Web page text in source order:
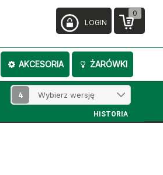
AKCESORIA ŻARÓWKI
0
LOGIN
4
HISTORIA